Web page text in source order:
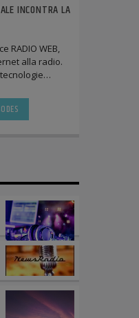
INCONTRA LA
RADIO WEB,
alla radio.
[...]